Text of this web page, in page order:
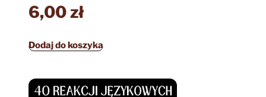
6,00zł
Dodaj do koszyka